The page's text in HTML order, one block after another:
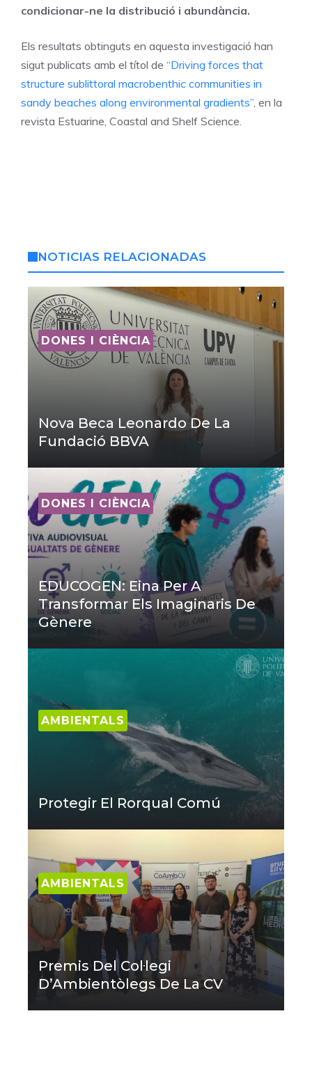
condicionar-ne la distribució i abundància.
Els resultats obtinguts en aquesta investigació han
sigut publicats amb el títol de “Driving forces that
structure sublittoral macrobenthic communities in
sandy beaches along environmental gradients”, en la
revista Estuarine, Coastal and Shelf Science.
NOTICIAS RELACIONADAS
DONES I CIÈNCIA
Nova Beca Leonardo De La
Fundació BBVA
DONES I CIÈNCIA
EDUCOGEN: Eina Per A
Transformar Els Imaginaris De
Gènere
AMBIENTALS
Protegir El Rorqual Comú
AMBIENTALS
Premis Del Col·legi
D’Ambientòlegs De La CV